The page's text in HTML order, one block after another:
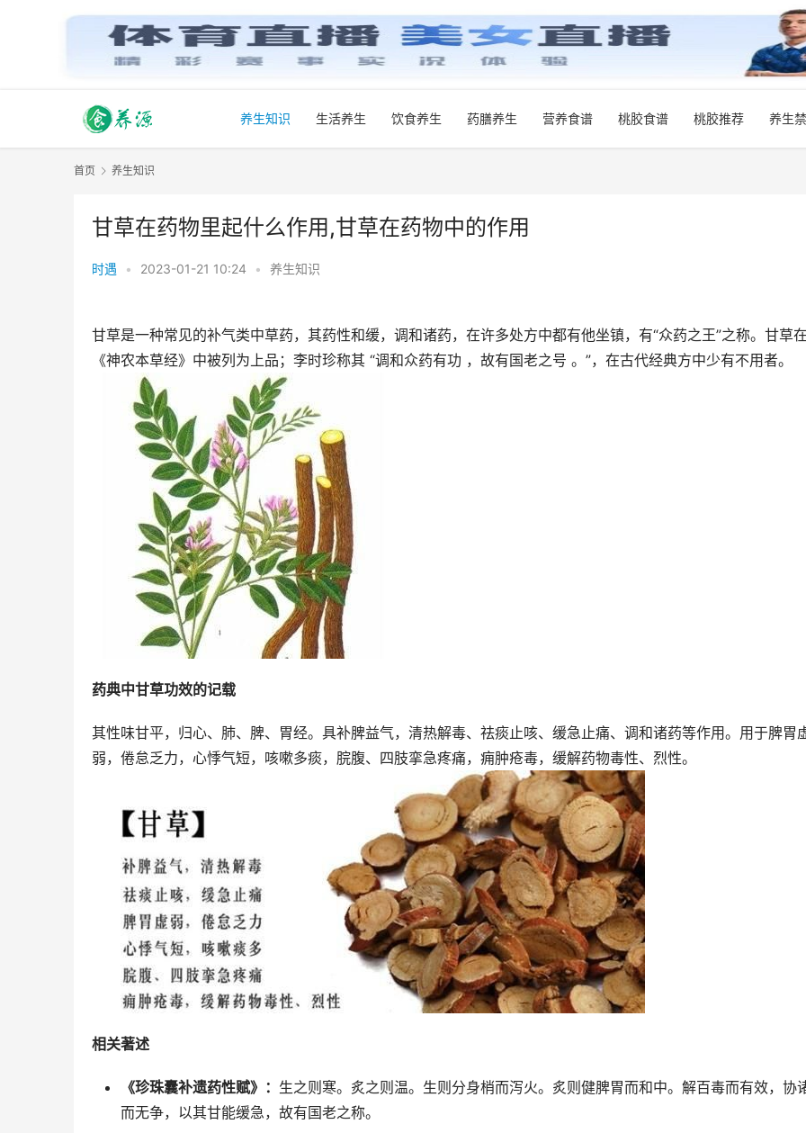
养生知识 生活养生 饮食养生 药膳养生 营养食谱 桃胶食谱 桃胶推荐 养生
首页 养生知识
甘草在药物里起什么作用,甘草在药物中的作用
时遇 • 2023-01-21 10:24 • 养生知识
甘草是一种常见的补气类中草药，其药性和缓，调和诸药，在许多处方中都有他坐镇，有“众药之王”之称。甘草
《神农本草经》中被列为上品；李时珍称其 “调和众药有功 ，故有国老之号 。”，在古代经典方中少有不用者。
药典中甘草功效的记载
其性味甘平，归心、肺、脾、胃经。具补脾益气，清热解毒、祛痰止咳、缓急止痛、调和诸药等作用。用于脾胃
弱，倦怠乏力，心悸气短，咳嗽多痰，脘腹、四肢挛急疼痛，痈肿疮毒，缓解药物毒性、烈性。
相关著述
《珍珠囊补遗药性赋》： 生之则寒。炙之则温。生则分身梢而泻火。炙则健脾胃而和中。解百毒而有效，协
而无争，以其甘能缓急，故有国老之称。